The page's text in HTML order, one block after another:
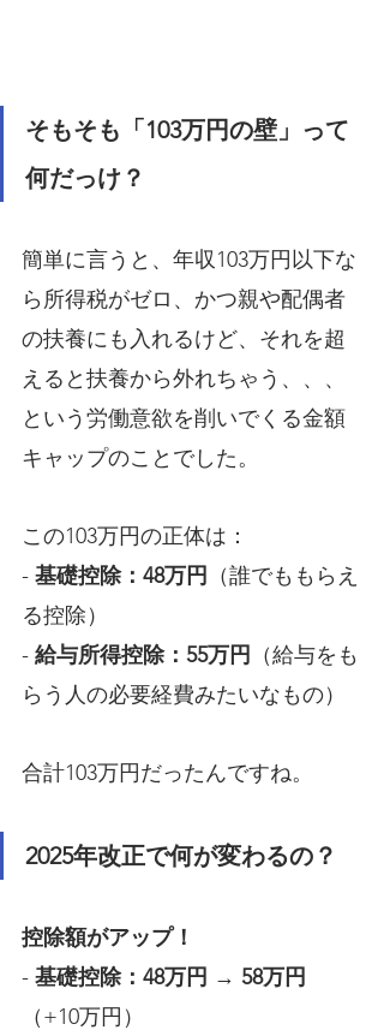
そもそも「103万円の壁」って
何だっけ？
簡単に言うと、年収103万円以下な
ら所得税がゼロ、かつ親や配偶者
の扶養にも入れるけど、それを超
えると扶養から外れちゃう、、、
という労働意欲を削いでくる金額
キャップのことでした。
この103万円の正体は：
- 基礎控除：48万円
（誰でももらえ
る控除）
- 給与所得控除：55万円
（給与をも
らう人の必要経費みたいなもの）
合計103万円だったんですね。
2025年改正で何が変わるの？
控除額がアップ！
- 基礎控除：48万円 → 58万円
（+10万円）